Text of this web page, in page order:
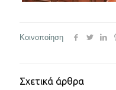
Κοινοποίηση
Σχετικά άρθρα